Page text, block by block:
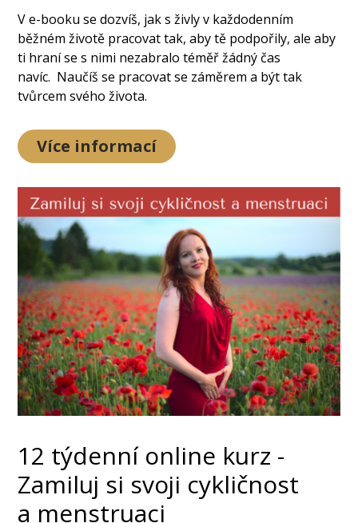
V e-booku se dozvíš, jak s živly v každodenním
běžném životě pracovat tak, aby tě podpořily, ale aby
ti hraní se s nimi nezabralo téměř žádný čas
navíc. Naučíš se pracovat se záměrem a být tak
tvůrcem svého života.
Více informací
12 týdenní online kurz -
Zamiluj si svoji cykličnost
a menstruaci